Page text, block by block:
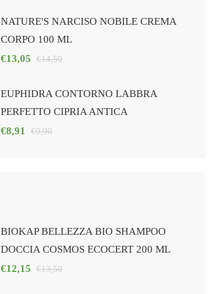
NATURE'S NARCISO NOBILE CREMA
CORPO 100 ML
€13,05 €14,50
EUPHIDRA CONTORNO LABBRA
PERFETTO CIPRIA ANTICA
€8,91 €9,90
BIOKAP BELLEZZA BIO SHAMPOO
DOCCIA COSMOS ECOCERT 200 ML
€12,15 €13,50